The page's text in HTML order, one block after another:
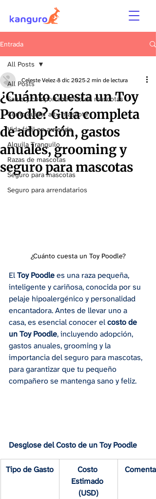
Entrada
All Posts
Salud y comportamiento de mascotas
Cómo cuidar a tu mascota
Vida fácil en arriendo
Alquila Tranquilo
Razas de mascotas
Seguro para mascotas
Seguro para arrendatarios
All Posts
¿Cuánto cuesta un Toy
Poodle? Guía completa
de adopción, gastos
anuales, grooming y
seguro para mascotas
Celeste Velez8 dic 20252 min de lectura
¿Cuánto cuesta un Toy Poodle?
El Toy Poodle es una raza pequeña,
inteligente y cariñosa, conocida por su
pelaje hipoalergénico y personalidad
encantadora. Antes de llevar uno a
casa, es esencial conocer el costo de
un Toy Poodle, incluyendo adopción,
gastos anuales, grooming y la
importancia del seguro para mascotas,
para garantizar que tu pequeño
compañero se mantenga sano y feliz.
Desglose del Costo de un Toy Poodle
Tipo de Gasto
Costo
Estimado
(USD)